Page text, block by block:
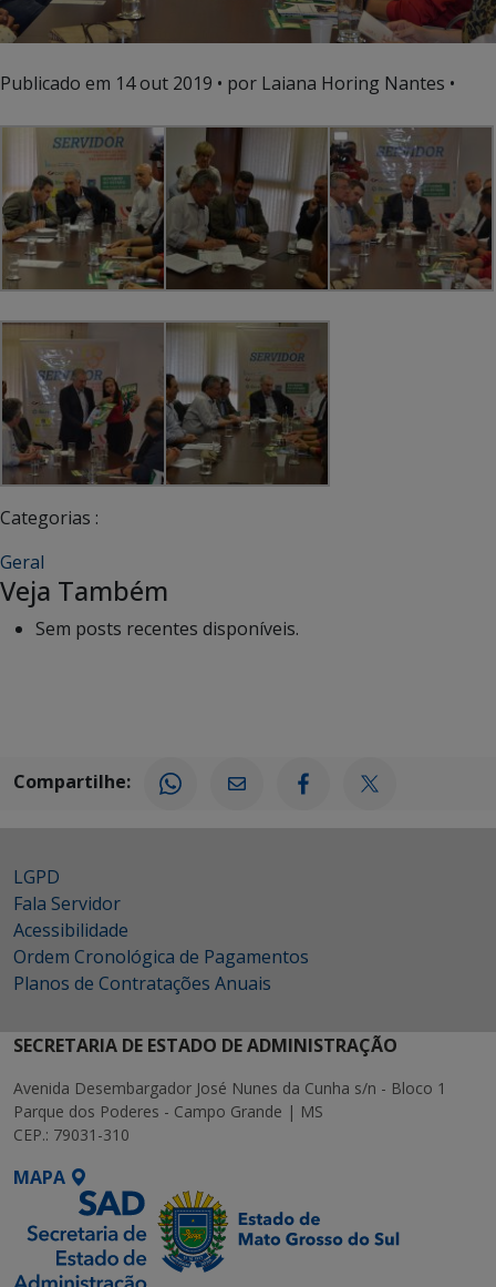
Publicado em 14 out 2019 • por Laiana Horing Nantes •
Categorias :
Geral
Veja Também
Sem posts recentes disponíveis.
Compartilhe:
LGPD
Fala Servidor
Acessibilidade
Ordem Cronológica de Pagamentos
Planos de Contratações Anuais
SECRETARIA DE ESTADO DE ADMINISTRAÇÃO
Avenida Desembargador José Nunes da Cunha s/n - Bloco 1
Parque dos Poderes - Campo Grande | MS
CEP.: 79031-310
MAPA